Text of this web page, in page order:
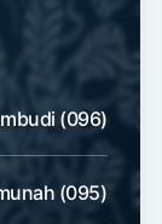
(096)
(095)